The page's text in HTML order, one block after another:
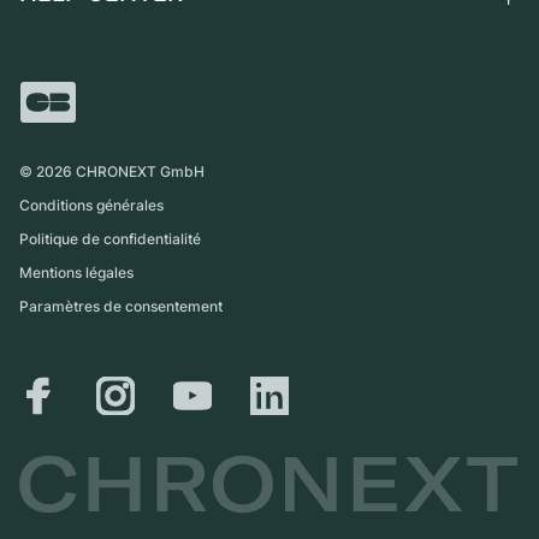
International
Magazine
Retrait sur place
© 2026 CHRONEXT GmbH
Conditions générales
Politique de confidentialité
Mentions légales
Paramètres de consentement